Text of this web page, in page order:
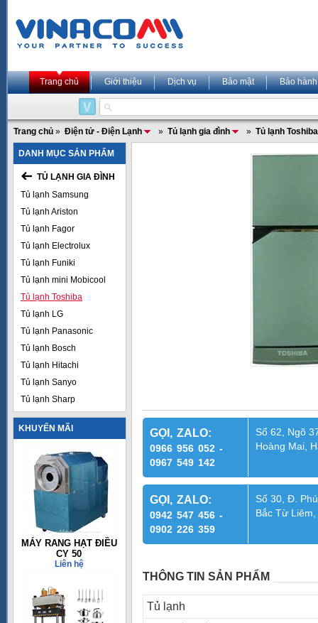
Trang chủ Giới thiệu Dịch vụ Bảo mật Bảo hành
Trang chủ » Điện tử - Điện Lạnh » Tủ lạnh gia đình » Tủ lạnh Toshiba
DANH MỤC SẢN PHẨM
TỦ LẠNH GIA ĐÌNH
Tủ lạnh Samsung
Tủ lạnh Ariston
Tủ lạnh Fagor
Tủ lạnh Electrolux
Tủ lạnh Funiki
Tủ lạnh mini Mobicool
Tủ lạnh Toshiba
Tủ lạnh LG
Tủ lạnh Panasonic
Tủ lạnh Bosch
Tủ lạnh Hitachi
Tủ lạnh Sanyo
Tủ lạnh Sharp
KHUYẾN MÃI
MÁY RANG HẠT ĐIỀU
CY 50
Liên hệ
GỌI, ZALO:
0966 956 052 -
0967 549 142
Số 62, Ngõ
Hoàng Mai,
GỌI, ZALO:
0942 547 456 -
0902 226 359
Số 30, Đ.
Bắc Từ
THÔNG TIN SẢN PHẨM
Tủ lạnh